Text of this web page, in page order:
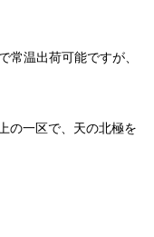
常温出荷可能ですが、
の一区で、天の北極を